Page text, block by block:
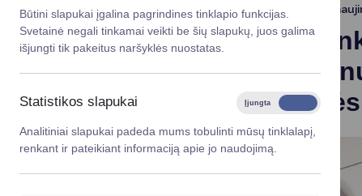
Būtini slapukai įgalina pagrindines tinklapio funkcijas.
Svetainė negali tinkamai veikti be šių slapukų, juos galima
išjungti tik pakeitus naršyklės nuostatas.
Statistikos slapukai Įjungta
Analitiniai slapukai padeda mums tobulinti mūsų tinklalapį,
renkant ir pateikiant informaciją apie jo naudojimą.
Viešieji
Lygios
Savivaldybės
2025-05-06
galimybės